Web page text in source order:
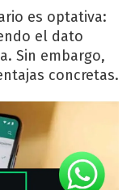
es optativa:
el dato
Sin embargo,
concretas.